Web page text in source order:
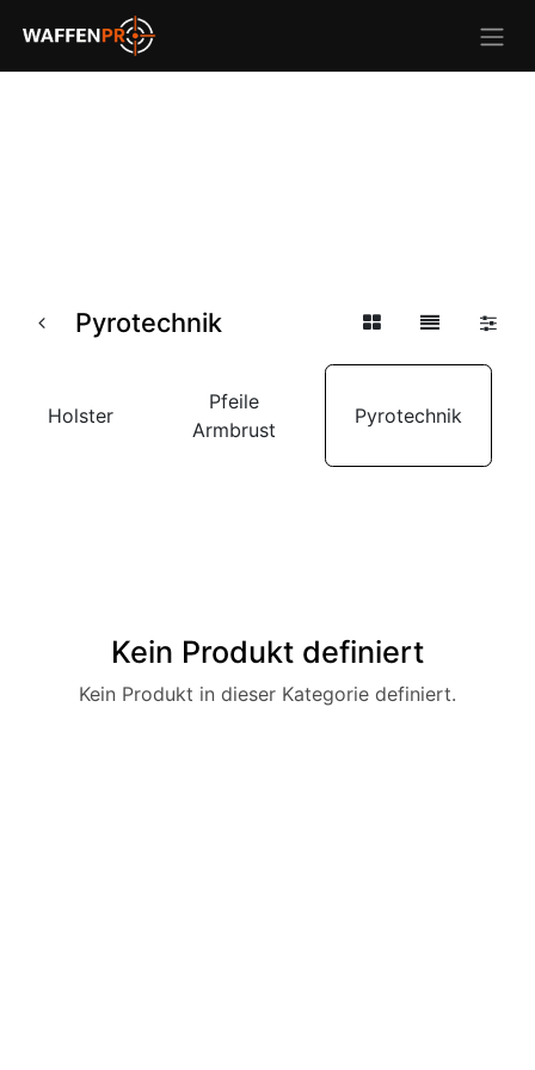
Pyrotechnik
Holster
Pfeile
Armbrust
Pyrotechnik
Kein Produkt definiert
Kein Produkt in dieser Kategorie definiert.